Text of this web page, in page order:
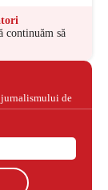
continuăm să
jurnalismului de